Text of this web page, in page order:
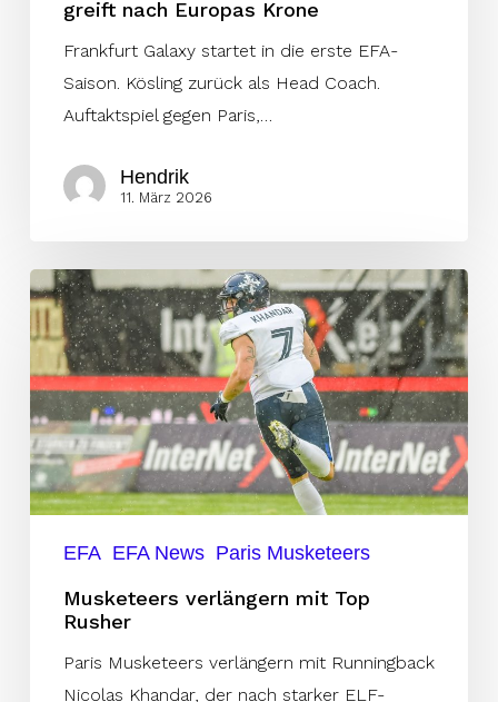
greift nach Europas Krone
Frankfurt Galaxy startet in die erste EFA-
Saison. Kösling zurück als Head Coach.
Auftaktspiel gegen Paris,…
Hendrik
11. März 2026
Musketeers
verlängern
mit
Top
Rusher
EFA EFA News Paris Musketeers
Musketeers verlängern mit Top
Rusher
Paris Musketeers verlängern mit Runningback
Nicolas Khandar, der nach starker ELF-